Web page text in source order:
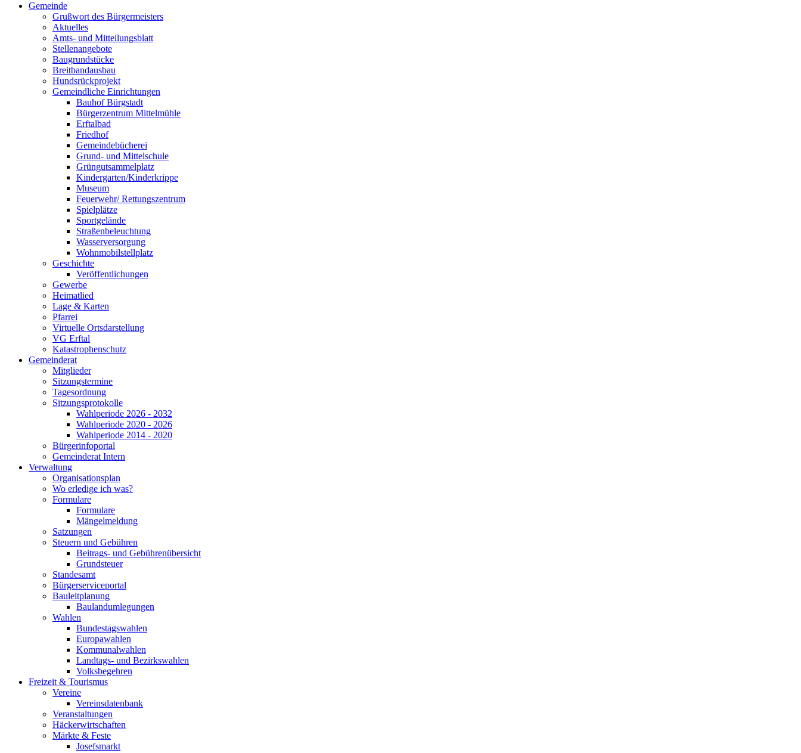
Gemeinde
Grußwort des Bürgermeisters
Aktuelles
Amts- und Mitteilungsblatt
Stellenangebote
Baugrundstücke
Breitbandausbau
Hundsrückprojekt
Gemeindliche Einrichtungen
Bauhof Bürgstadt
Bürgerzentrum Mittelmühle
Erftalbad
Friedhof
Gemeindebücherei
Grund- und Mittelschule
Grüngutsammelplatz
Kindergarten/Kinderkrippe
Museum
Feuerwehr/ Rettungszentrum
Spielplätze
Sportgelände
Straßenbeleuchtung
Wasserversorgung
Wohnmobilstellplatz
Geschichte
Veröffentlichungen
Gewerbe
Heimatlied
Lage & Karten
Pfarrei
Virtuelle Ortsdarstellung
VG Erftal
Katastrophenschutz
Gemeinderat
Mitglieder
Sitzungstermine
Tagesordnung
Sitzungsprotokolle
Wahlperiode 2026 - 2032
Wahlperiode 2020 - 2026
Wahlperiode 2014 - 2020
Bürgerinfoportal
Gemeinderat Intern
Verwaltung
Organisationsplan
Wo erledige ich was?
Formulare
Formulare
Mängelmeldung
Satzungen
Steuern und Gebühren
Beitrags- und Gebührenübersicht
Grundsteuer
Standesamt
Bürgerserviceportal
Bauleitplanung
Baulandumlegungen
Wahlen
Bundestagswahlen
Europawahlen
Kommunalwahlen
Landtags- und Bezirkswahlen
Volksbegehren
Freizeit & Tourismus
Vereine
Vereinsdatenbank
Veranstaltungen
Häckerwirtschaften
Märkte & Feste
Josefsmarkt